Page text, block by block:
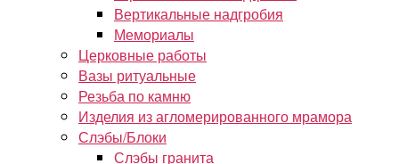
Вертикальные надгробия
Мемориалы
Церковные работы
Вазы ритуальные
Резьба по камню
Изделия из агломерированного мрамора
Слэбы/Блоки
Слэбы гранита